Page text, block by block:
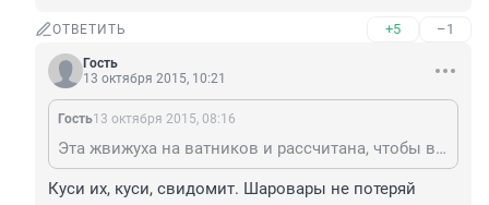
ОТВЕТИТЬ +5 –1
Гость
13 октября 2015, 10:21
Гость13 октября 2015, 08:16
Эта жвижуха на ватников и рассчитана, чтобы ватники негодовали и одобряли происходящее в телевизоре!
Куси их, куси, свидомит. Шаровары не потеряй